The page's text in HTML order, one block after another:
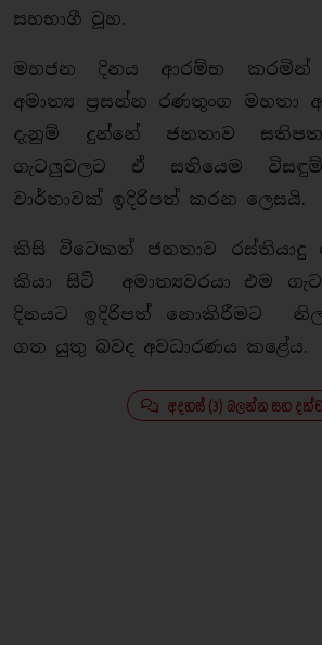
සහභාගී වූහ.
මහජන දිනය ආරම්භ කරමින්
අමාත්‍ය ප්‍රසන්න රණතුංග මහතා
දැනුම් දුන්නේ ජනතාව
ගැටලුවලට ඒ සතියෙම
වාර්තාවක් ඉදිරිපත් කරන ලෙසයි.
කිසි විටෙකත් ජනතාව
කියා සිටි අමාත්‍යවරයා එම
දිනයට ඉදිරිපත් නොකිරීමට
ගත යුතු බවද අවධාරණය කළේය.
අදහස් (3) බලන්න සහ